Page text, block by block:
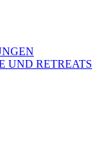
UND RETREATS